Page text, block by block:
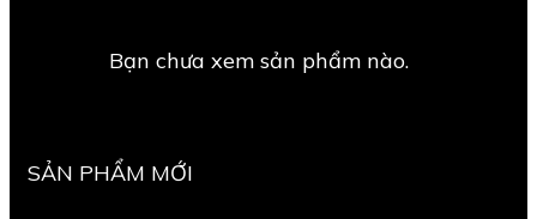
Bạn chưa xem sản phẩm nào.
SẢN PHẨM MỚI